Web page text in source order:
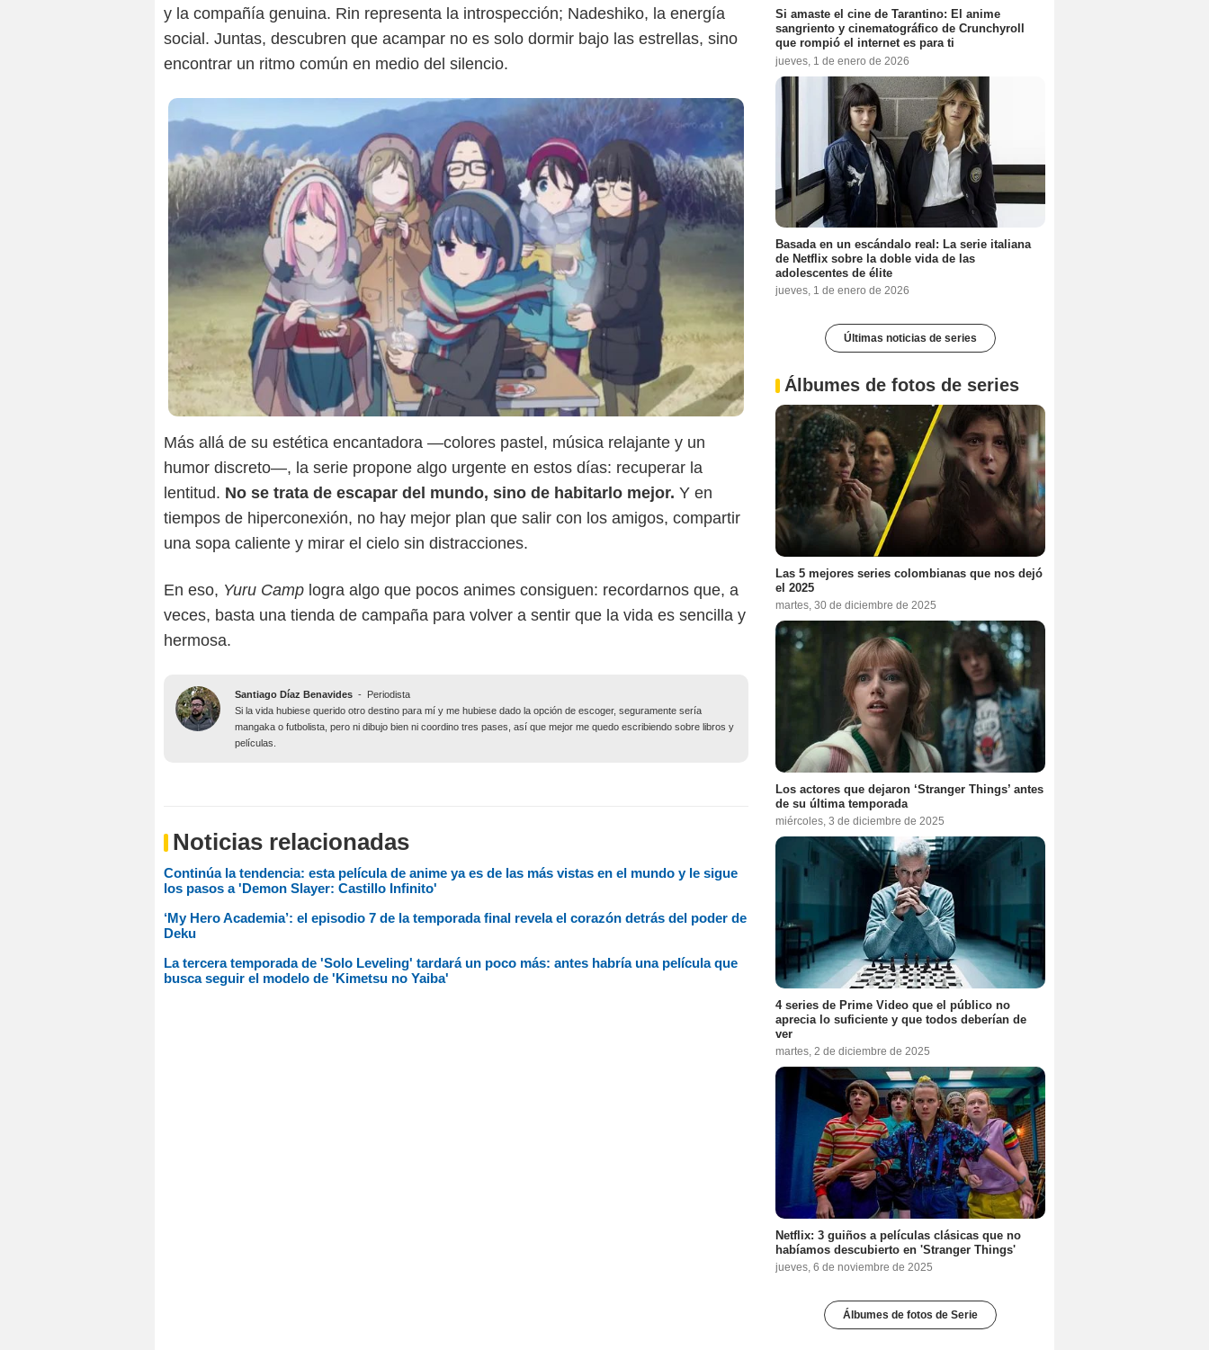
y la compañía genuina. Rin representa la introspección; Nadeshiko, la energía
social. Juntas, descubren que acampar no es solo dormir bajo las estrellas, sino
encontrar un ritmo común en medio del silencio.
Más allá de su estética encantadora —colores pastel, música relajante y un
humor discreto—, la serie propone algo urgente en estos días: recuperar la
lentitud. No se trata de escapar del mundo, sino de habitarlo mejor. Y en
tiempos de hiperconexión, no hay mejor plan que salir con los amigos, compartir
una sopa caliente y mirar el cielo sin distracciones.
En eso, Yuru Camp logra algo que pocos animes consiguen: recordarnos que, a
veces, basta una tienda de campaña para volver a sentir que la vida es sencilla y
hermosa.
Santiago Díaz Benavides - Periodista
Si la vida hubiese querido otro destino para mí y me hubiese dado la opción de escoger, seguramente sería
mangaka o futbolista, pero ni dibujo bien ni coordino tres pases, así que mejor me quedo escribiendo sobre libros y
películas.
Noticias relacionadas
Continúa la tendencia: esta película de anime ya es de las más vistas en el mundo y le sigue
los pasos a 'Demon Slayer: Castillo Infinito'
‘My Hero Academia’: el episodio 7 de la temporada final revela el corazón detrás del poder de
Deku
La tercera temporada de 'Solo Leveling' tardará un poco más: antes habría una película que
busca seguir el modelo de 'Kimetsu no Yaiba'
Si amaste el cine de Tarantino: El anime
sangriento y cinematográfico de Crunchyroll
que rompió el internet es para ti
jueves, 1 de enero de 2026
Basada en un escándalo real: La serie italiana
de Netflix sobre la doble vida de las
adolescentes de élite
jueves, 1 de enero de 2026
Últimas noticias de series
Álbumes de fotos de series
Las 5 mejores series colombianas que nos dejó
el 2025
martes, 30 de diciembre de 2025
Los actores que dejaron ‘Stranger Things’ antes
de su última temporada
miércoles, 3 de diciembre de 2025
4 series de Prime Video que el público no
aprecia lo suficiente y que todos deberían de
ver
martes, 2 de diciembre de 2025
Netflix: 3 guiños a películas clásicas que no
habíamos descubierto en 'Stranger Things'
jueves, 6 de noviembre de 2025
Álbumes de fotos de Serie